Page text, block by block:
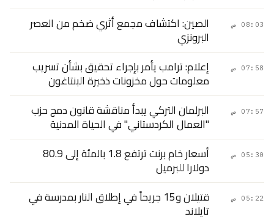
08:03 ص الصين: اكتشاف مجمع أثري ضخم من العصر
البرونزي
07:58 ص إعلام: ترامب يأمر بإجراء تحقيق بشأن تسريب
معلومات حول مخزونات ذخيرة البنتاغون
07:57 ص البرلمان التركي يبدأ مناقشة قانون دمج حزب
"العمال الكردستاني" في الحياة المدنية
05:30 ص أسعار خام برنت ترتفع 1.8 بالمئة إلى 80.9
دولارا للبرميل
05:22 ص قتيلان و15 جريحاً في إطلاق النار بمدرسة في
تايلاند